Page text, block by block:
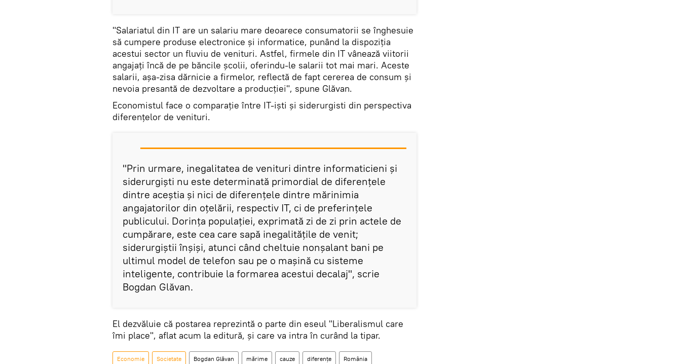
"Salariatul din IT are un salariu mare deoarece consumatorii se înghesuie
să cumpere produse electronice și informatice, punând la dispoziția
acestui sector un fluviu de venituri. Astfel, firmele din IT vânează viitorii
angajați încă de pe băncile școlii, oferindu-le salarii tot mai mari. Aceste
salarii, așa-zisa dărnicie a firmelor, reflectă de fapt cererea de consum și
nevoia presantă de dezvoltare a producției", spune Glăvan.
Economistul face o comparație între IT-iști și siderurgisti din perspectiva
diferențelor de venituri.
"Prin urmare, inegalitatea de venituri dintre informaticieni și
siderurgiști nu este determinată primordial de diferențele
dintre aceștia și nici de diferențele dintre mărinimia
angajatorilor din oțelării, respectiv IT, ci de preferințele
publicului. Dorința populației, exprimată zi de zi prin actele de
cumpărare, este cea care sapă inegalitățile de venit;
siderurgiștii înșiși, atunci când cheltuie nonșalant bani pe
ultimul model de telefon sau pe o mașină cu sisteme
inteligente, contribuie la formarea acestui decalaj", scrie
Bogdan Glăvan.
El dezvăluie că postarea reprezintă o parte din eseul "Liberalismul care
îmi place", aflat acum la editură, și care va intra în curând la tipar.
Economie Societate Bogdan Glăvan mărime cauze diferențe România